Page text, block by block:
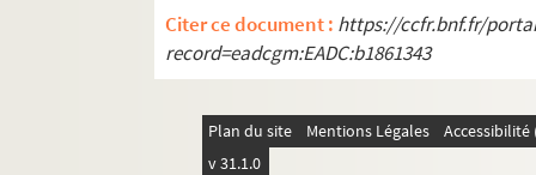
Citer ce document : https://ccfr.bnf.fr/
record=eadcgm:EADC:b1861343
Plan du site Mentions Légales
v 31.1.0